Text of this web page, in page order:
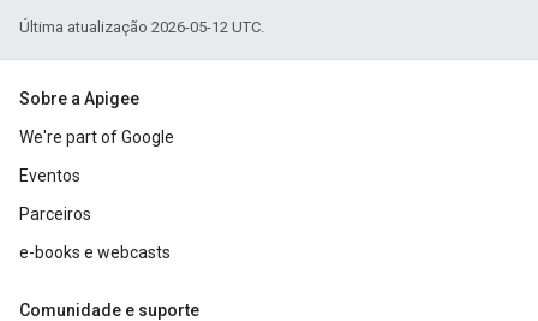
Última atualização 2026-05-12 UTC.
Sobre a Apigee
We're part of Google
Eventos
Parceiros
e-books e webcasts
Comunidade e suporte